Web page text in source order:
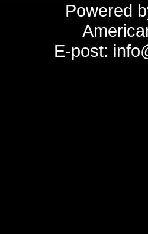
Powered
E-post: